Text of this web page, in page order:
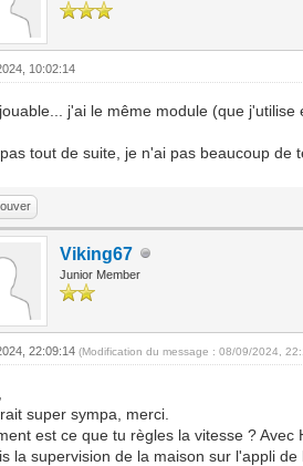
10:02:14
j'ai le même module (que
tout de suite, je n'ai pas beaucoup de
Viking67
Junior Member
22:09:14(Modification du message : 08/09/2024,
super sympa, merci.
est ce que tu règles la vitesse ? Avec
la supervision de la maison sur l'appli